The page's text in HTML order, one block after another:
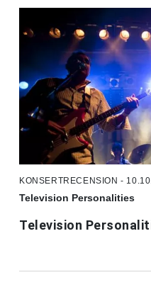
KONSERTRECENSION -
Television Personalities
Television